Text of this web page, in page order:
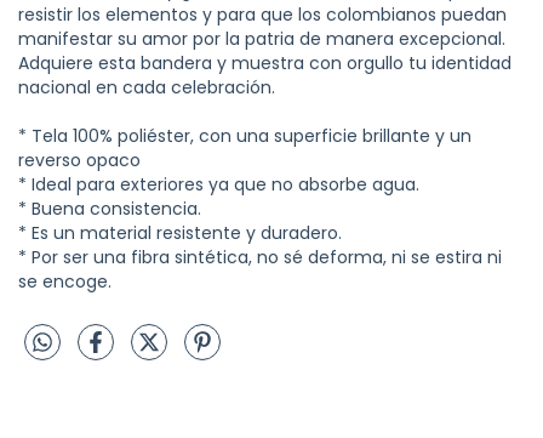
resistir los elementos y para que los colombianos puedan
manifestar su amor por la patria de manera excepcional.
Adquiere esta bandera y muestra con orgullo tu identidad
nacional en cada celebración.
* Tela 100% poliéster, con una superficie brillante y un
reverso opaco
* Ideal para exteriores ya que no absorbe agua.
* Buena consistencia.
* Es un material resistente y duradero.
* Por ser una fibra sintética, no sé deforma, ni se estira ni
se encoge.